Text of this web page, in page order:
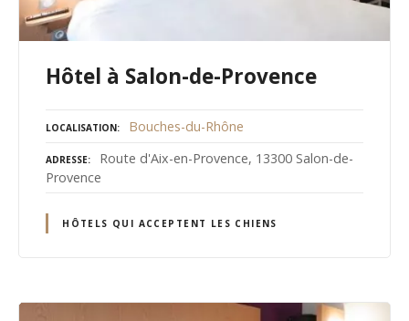
Hôtel à Salon-de-Provence
LOCALISATION Bouches-du-Rhône
ADRESSE
Route d'Aix-en-Provence, 13300 Salon-de-
Provence
HÔTELS QUI ACCEPTENT LES CHIENS